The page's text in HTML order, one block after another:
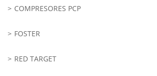
COMPRESORES PCP
FOSTER
RED TARGET